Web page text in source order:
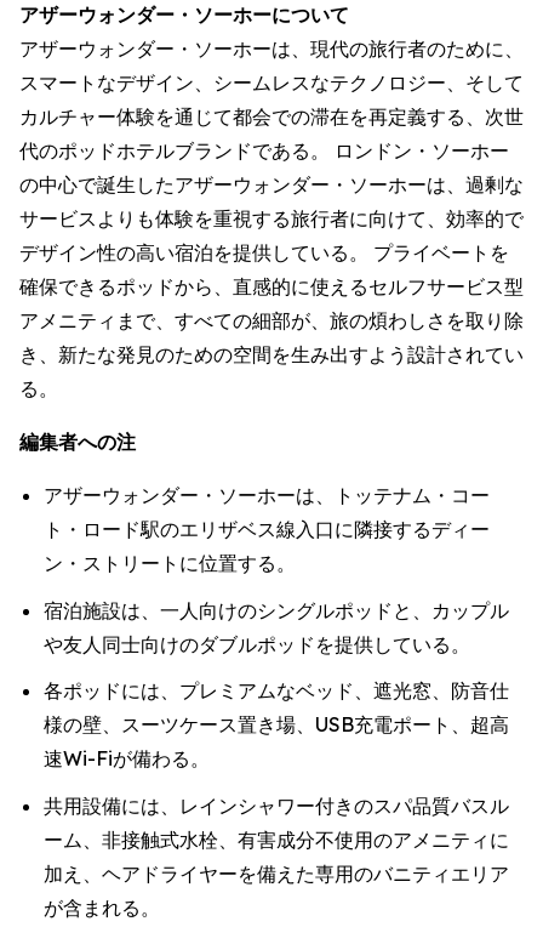
アザーウォンダー・ソーホーについて
アザーウォンダー・ソーホーは、現代の旅行者のために、
スマートなデザイン、シームレスなテクノロジー、そして
カルチャー体験を通じて都会での滞在を再定義する、次世
代のポッドホテルブランドである。 ロンドン・ソーホー
の中心で誕生したアザーウォンダー・ソーホーは、過剰な
サービスよりも体験を重視する旅行者に向けて、効率的で
デザイン性の高い宿泊を提供している。 プライベートを
確保できるポッドから、直感的に使えるセルフサービス型
アメニティまで、すべての細部が、旅の煩わしさを取り除
き、新たな発見のための空間を生み出すよう設計されてい
る。
編集者への注
アザーウォンダー・ソーホーは、トッテナム・コー
ト・ロード駅のエリザベス線入口に隣接するディー
ン・ストリートに位置する。
宿泊施設は、一人向けのシングルポッドと、カップル
や友人同士向けのダブルポッドを提供している。
各ポッドには、プレミアムなベッド、遮光窓、防音仕
様の壁、スーツケース置き場、USB充電ポート、超高
速Wi-Fiが備わる。
共用設備には、レインシャワー付きのスパ品質バスル
ーム、非接触式水栓、有害成分不使用のアメニティに
加え、ヘアドライヤーを備えた専用のバニティエリア
が含まれる。